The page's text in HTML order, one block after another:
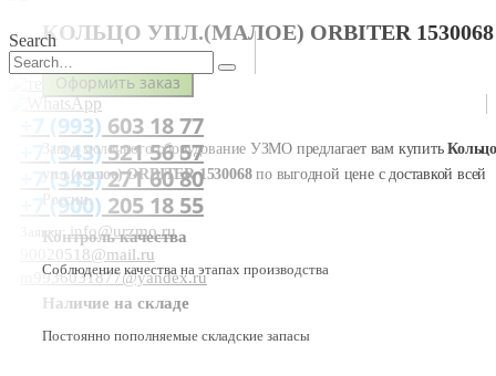
Search
+7 (993) 603 18 77
+7 (343)521 56 57
+7 (343)271 60 80
+7 (900) 205 18 55
Заявки:info@urzmo.ru
90020518@mail.ru
m9936031877@yandex.ru
КОЛЬЦО УПЛ.(МАЛОЕ) ORBITER 1530068
Оформить заказ
Завод молочного оборудование УЗМО предлагает вам купитьКольцо
упл.(малое) ORBITER 1530068по выгодной цене с доставкой всей
России.
Контроль качества
Соблюдение качества на этапах производства
Наличие на складе
Постоянно пополняемые складские запасы